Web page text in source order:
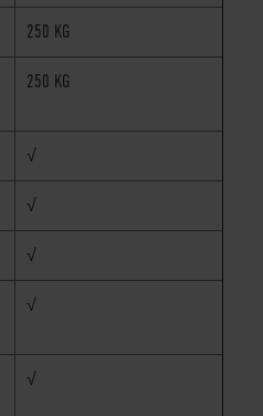
250 KG
250 KG
√
√
√
√
√